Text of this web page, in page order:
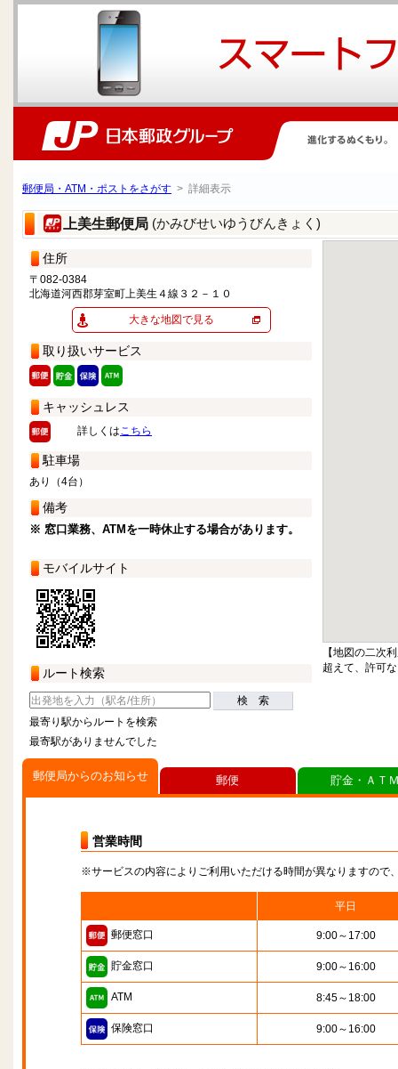
郵便局・ATM・ポストをさがす > 詳細表示
上美生郵便局 (かみびせいゆうびんきょく)
住所
〒082-0384
北海道河西郡芽室町上美生４線３２－１０
大きな地図で見る
取り扱いサービス
キャッシュレス
詳しくはこちら
駐車場
あり（4台）
備考
※ 窓口業務、ATMを一時休止する場合があります。
モバイルサイト
ルート検索
検 索
最寄り駅からルートを検索
最寄駅がありませんでした
【地図の二次
超えて、許可
郵便局からのお知らせ
営業時間
※サービスの内容によりご利用いただける時間が異なりますので
平日
郵便窓口 9:00～17:00
貯金窓口 9:00～16:00
ATM 8:45～18:00
保険窓口 9:00～16:00
郵便 貯金・ＡＴ